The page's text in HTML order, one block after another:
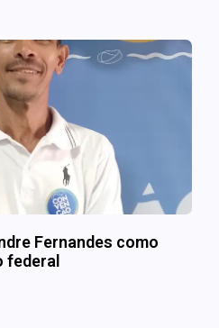
Fernandes como
federal